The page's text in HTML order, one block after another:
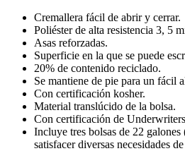
Cremallera fácil de abrir y cerrar.
Poliéster de alta resistencia 3, 5
Asas reforzadas.
Superficie en la que se puede
20% de contenido reciclado.
Se mantiene de pie para un fácil
Con certificación kosher.
Material translúcido de la bolsa.
Con certificación de
Incluye tres bolsas de 22
satisfacer diversas necesidades